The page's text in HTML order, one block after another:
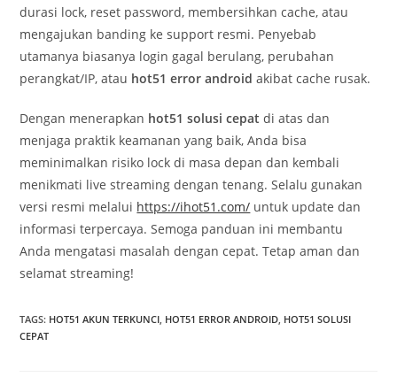
durasi lock, reset password, membersihkan cache, atau
mengajukan banding ke support resmi. Penyebab
utamanya biasanya login gagal berulang, perubahan
perangkat/IP, atau hot51 error android akibat cache rusak.
Dengan menerapkan hot51 solusi cepat di atas dan
menjaga praktik keamanan yang baik, Anda bisa
meminimalkan risiko lock di masa depan dan kembali
menikmati live streaming dengan tenang. Selalu gunakan
versi resmi melalui https://ihot51.com/ untuk update dan
informasi terpercaya. Semoga panduan ini membantu
Anda mengatasi masalah dengan cepat. Tetap aman dan
selamat streaming!
TAGS: HOT51 AKUN TERKUNCI, HOT51 ERROR ANDROID, HOT51 SOLUSI
CEPAT